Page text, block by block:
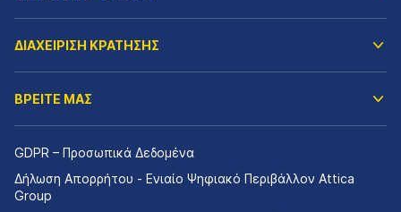
ΔΙΑΧΕΙΡΙΣΗ ΚΡΑΤΗΣΗΣ
ΒΡΕΙΤΕ ΜΑΣ
GDPR – Προσωπικά Δεδομένα
Δήλωση Απορρήτου - Ενιαίο Ψηφιακό Περιβάλλον Attica
Group